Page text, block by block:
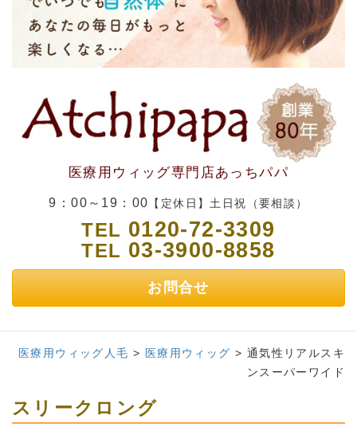
医療用ウィッグ専門店あっちパパ
9：00～19：00 【定休日】土日祝（要相談）
TEL 0120-72-3309
TEL 03-3900-8858
お問合せ
医療用ウィッグ人毛 > 医療用ウィッグ > 通気性リアルスキ
ンスーパーワイド
スリークロング